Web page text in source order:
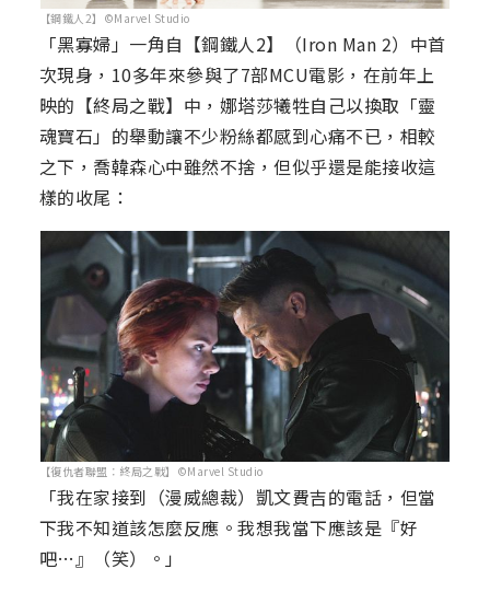
【鋼鐵人2】©Marvel Studio
「黑寡婦」一角自【鋼鐵人2】（Iron Man 2）中首
次現身，10多年來參與了7部MCU電影，在前年上
映的【終局之戰】中，娜塔莎犧牲自己以換取「靈
魂寶石」的舉動讓不少粉絲都感到心痛不已，相較
之下，喬韓森心中雖然不捨，但似乎還是能接收這
樣的收尾：
【復仇者聯盟：終局之戰】©Marvel Studio
「我在家接到（漫威總裁）凱文費吉的電話，但當
下我不知道該怎麼反應。我想我當下應該是『好
吧…』（笑）。」